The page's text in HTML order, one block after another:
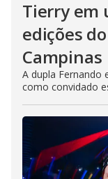
Tierry em
edições
Campinas
A dupla Fernando
como convidado